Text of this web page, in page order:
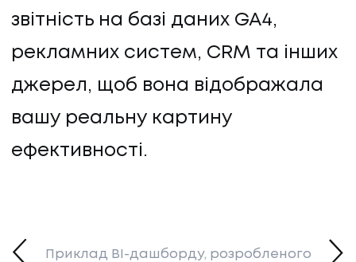
звітність на базі даних GA4,
рекламних систем, CRM та інших
джерел, щоб вона відображала
вашу реальну картину
ефективності.
Приклад BI-дашборду, розробленого